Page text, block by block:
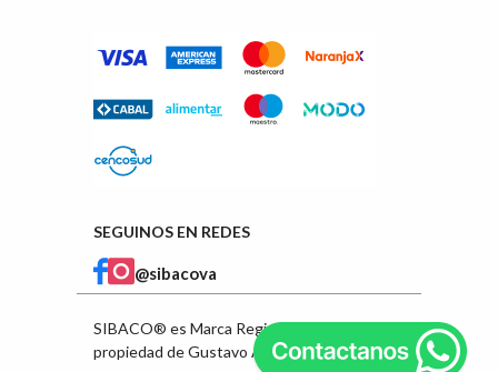
SEGUINOS EN REDES
@sibacova
SIBACO® es Marca Registrada en INPI
propiedad de Gustavo Ángel Ibarra